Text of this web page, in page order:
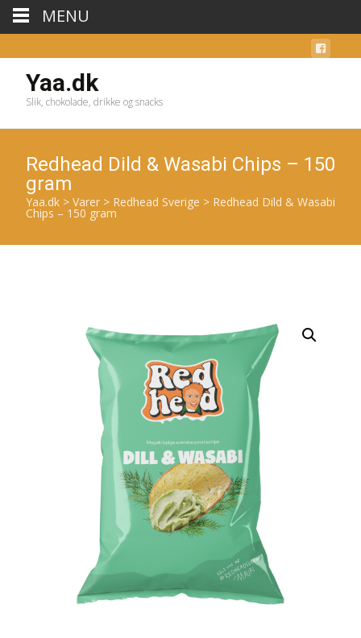
Yaa.dk
Slik, chokolade, drikke og snacks
Redhead Dild & Wasabi Chips – 150
gram
Yaa.dk > Varer > Redhead Sverige > Redhead Dild & Wasabi
Chips – 150 gram
MENU